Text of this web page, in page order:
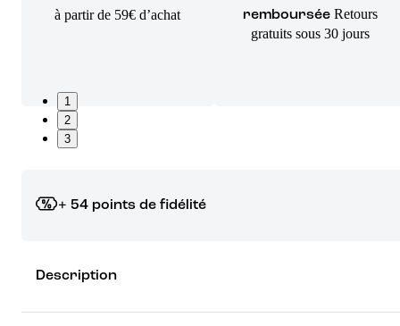
à partir de 59€ d’achat
remboursée Retours
gratuits sous 30 jours
1
2
3
+ 54 points de fidélité
rêver !
Découvrez les récompenses
Description